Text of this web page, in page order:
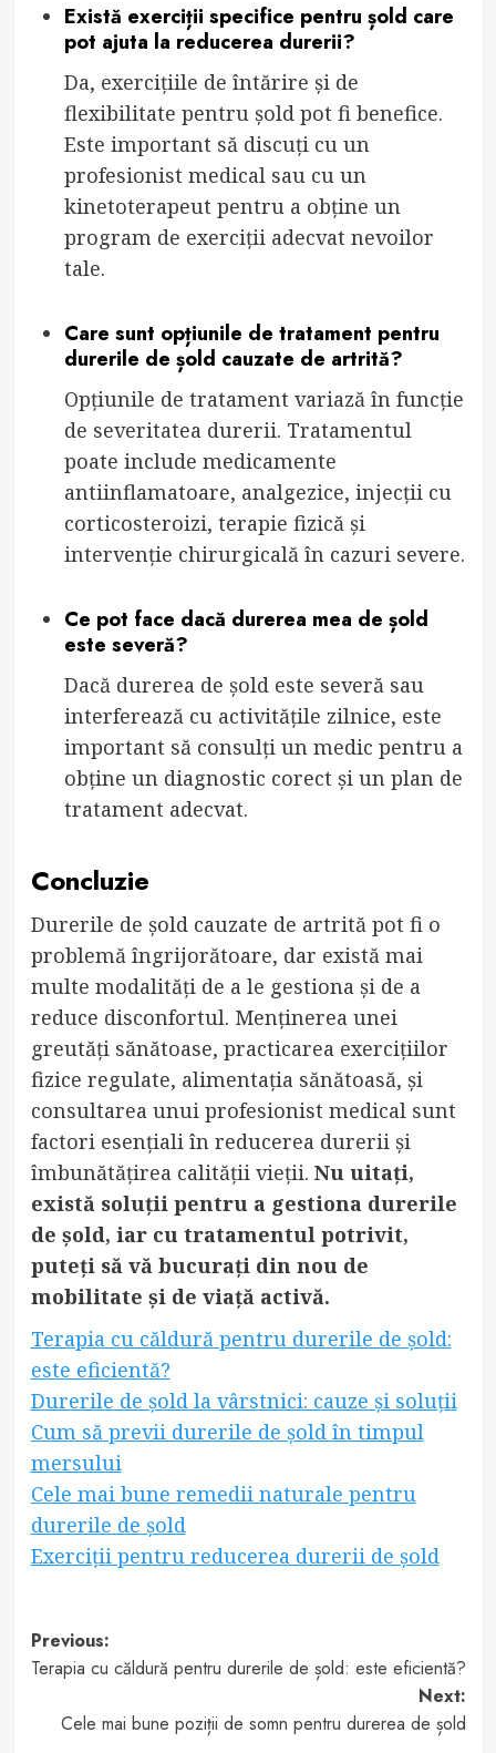
Există exerciții specifice pentru șold care
pot ajuta la reducerea durerii?
Da, exercițiile de întărire și de
flexibilitate pentru șold pot fi benefice.
Este important să discuți cu un
profesionist medical sau cu un
kinetoterapeut pentru a obține un
program de exerciții adecvat nevoilor
tale.
Care sunt opțiunile de tratament pentru
durerile de șold cauzate de artrită?
Opțiunile de tratament variază în funcție
de severitatea durerii. Tratamentul
poate include medicamente
antiinflamatoare, analgezice, injecții cu
corticosteroizi, terapie fizică și
intervenție chirurgicală în cazuri severe.
Ce pot face dacă durerea mea de șold
este severă?
Dacă durerea de șold este severă sau
interferează cu activitățile zilnice, este
important să consulți un medic pentru a
obține un diagnostic corect și un plan de
tratament adecvat.
Concluzie
Durerile de șold cauzate de artrită pot fi o
problemă îngrijorătoare, dar există mai
multe modalități de a le gestiona și de a
reduce disconfortul. Menținerea unei
greutăți sănătoase, practicarea exercițiilor
fizice regulate, alimentația sănătoasă, și
consultarea unui profesionist medical sunt
factori esențiali în reducerea durerii și
îmbunătățirea calității vieții. Nu uitați,
există soluții pentru a gestiona durerile
de șold, iar cu tratamentul potrivit,
puteți să vă bucurați din nou de
mobilitate și de viață activă.
Terapia cu căldură pentru durerile de șold:
este eficientă?
Durerile de șold la vârstnici: cauze și soluții
Cum să previi durerile de șold în timpul
mersului
Cele mai bune remedii naturale pentru
durerile de șold
Exerciții pentru reducerea durerii de șold
Post
navigation
Previous:
Terapia cu căldură pentru durerile de șold: este eficientă?
Next:
Cele mai bune poziții de somn pentru durerea de șold